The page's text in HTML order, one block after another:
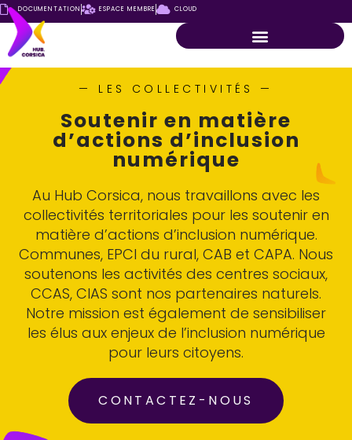
DOCUMENTATION ESPACE MEMBRE CLOUD
ACTUALITÉS
— LES COLLECTIVITÉS —
Soutenir en matière
d’actions d’inclusion
numérique
Au Hub Corsica, nous travaillons avec les
collectivités territoriales pour les soutenir en
matière d’actions d’inclusion numérique.
Communes, EPCI du rural, CAB et CAPA. Nous
soutenons les activités des centres sociaux,
CCAS, CIAS sont nos partenaires naturels.
Notre mission est également de sensibiliser
les élus aux enjeux de l’inclusion numérique
pour leurs citoyens.
CONTACTEZ-NOUS